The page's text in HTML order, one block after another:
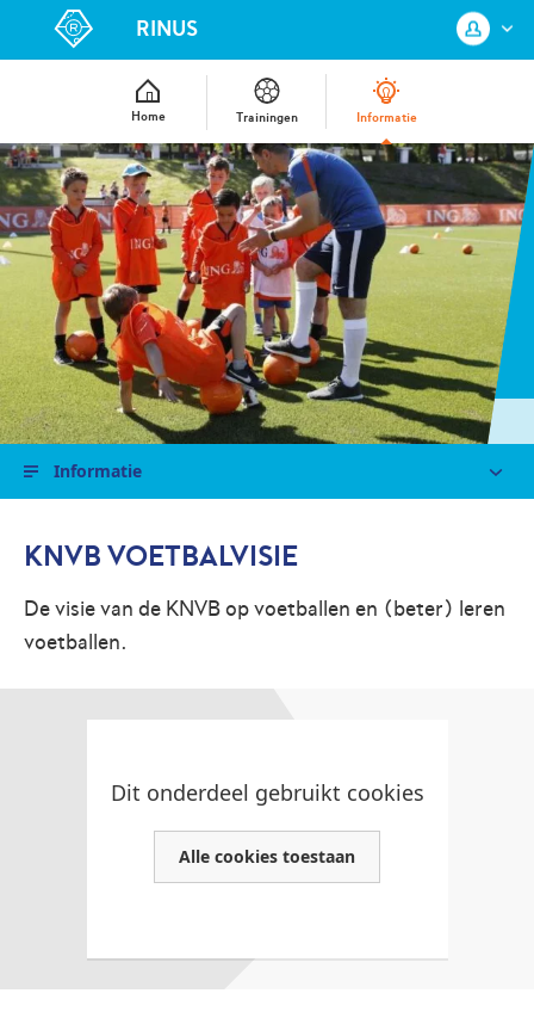
RINUS
Home Trainingen Informatie
Log in met je KNVB Account of maak
een nieuw KNVB Account aan.
Inloggen
Registreren
Informatie
KNVB VOETBALVISIE
De visie van de KNVB op voetballen en (beter) leren
voetballen.
Dit onderdeel gebruikt cookies
Alle cookies toestaan